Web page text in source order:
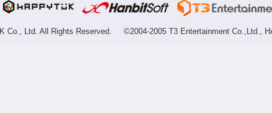
Co., Ltd. All Rights Reserved. ©2004-2005 T3 Entertainment Co.,Ltd.,